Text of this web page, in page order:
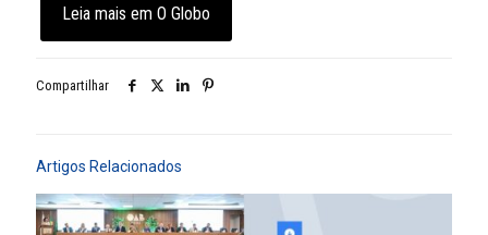
Leia mais em O Globo
Compartilhar
Artigos Relacionados